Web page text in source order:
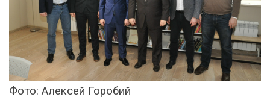
Фото: Алексей Горобий